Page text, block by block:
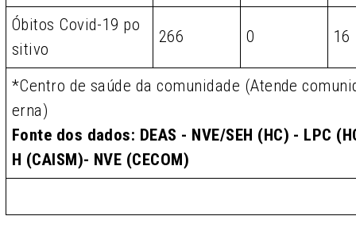
Óbitos Covid-19 po
sitivo
266 0 16
*Centro de saúde da comunidade (Atende
erna)
Fonte dos dados: DEAS - NVE/SEH (HC) - LPC
H (CAISM)- NVE (CECOM)